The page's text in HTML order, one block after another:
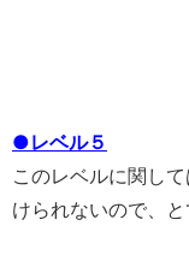
●レベル５
このレベルに関し
けられないので、と